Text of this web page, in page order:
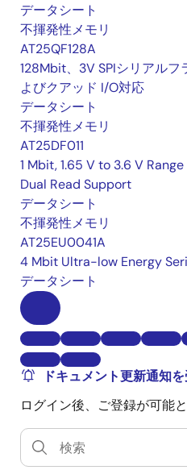
データシート
不揮発性メモリ
AT25QF128A
128Mbit、3V SPIシリアル
よびクアッド I/O対応
データシート
不揮発性メモリ
AT25DF011
1 Mbit, 1.65 V to 3.6 V
Dual Read Support
データシート
不揮発性メモリ
AT25EU0041A
4 Mbit Ultra-low Energy
データシート
ドキュメント更新通知を
ログイン後、ご登録が可能と